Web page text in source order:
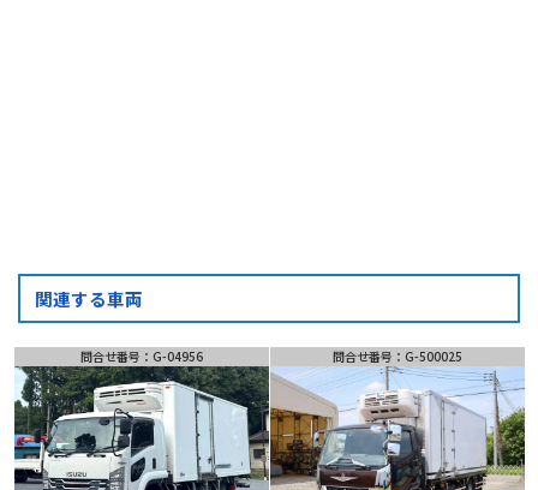
関連する車両
問合せ番号：G-04956 問合せ番号：G-500025